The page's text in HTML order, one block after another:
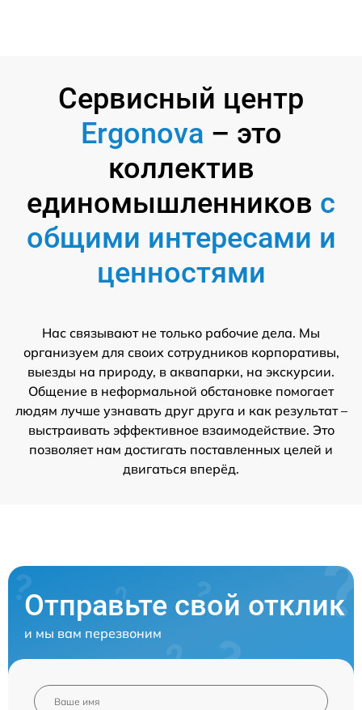
Сервисный центр
Ergonova – это
коллектив
единомышленников с
общими интересами и
ценностями
Нас связывают не только рабочие дела. Мы
организуем для своих сотрудников корпоративы,
выезды на природу, в аквапарки, на экскурсии.
Общение в неформальной обстановке помогает
людям лучше узнавать друг друга и как результат –
выстраивать эффективное взаимодействие. Это
позволяет нам достигать поставленных целей и
двигаться вперёд.
Отправьте свой отклик
и мы вам перезвоним